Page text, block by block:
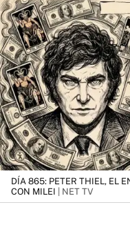
DÍA 865: PETER THIEL, EL
CON MILEI | NET TV